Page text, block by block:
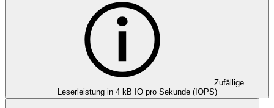
Zufällige
Leserleistung in 4 kB IO pro Sekunde (IOPS)